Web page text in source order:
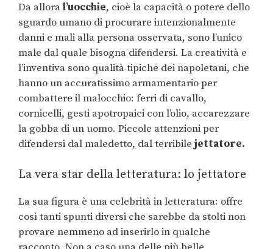
Da alloral’uocchie, cioè la capacità o potere dello
sguardo umano di procurare intenzionalmente
danni e mali alla persona osservata, sono l’unico
male dal quale bisogna difendersi. La creatività e
l’inventiva sono qualità tipiche dei napoletani, che
hanno un accuratissimo armamentario per
combattere il malocchio: ferri di cavallo,
cornicelli, gesti apotropaici con l’olio, accarezzare
la gobba di un uomo. Piccole attenzioni per
difendersi dal maledetto, dal terribile jettatore.
La vera star della letteratura: lo jettatore
La sua figura è una celebrità in letteratura: offre
così tanti spunti diversi che sarebbe da stolti non
provare nemmeno ad inserirlo in qualche